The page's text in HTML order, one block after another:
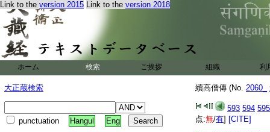
Link to the version 2015 Link to the version 2018
ホーム 検索 ご挨拶 組織 利
大正蔵検索
punctuation Hangul Eng
續高僧傳 (No. 2060_
593 594 595
点:無/有] [CITE]
丹陽沙門釋智巖傳
釋惠祥。姓周。十
誦。不與衆同。人
遠度。聽三論聞提
謂人曰。祥受戒後
十九染患三月。救
大丈夫本欲以身從
法。如何此志未從
長丈餘。謂曰。但
誦三日便瘳。當年
律鏡其文理。住寧